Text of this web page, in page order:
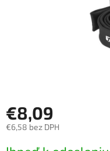
€8,09
€6,58 bez DPH